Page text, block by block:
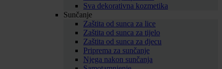
Sva dekorativna kozmetika
Sunčanje
Zaštita od sunca za lice
Zaštita od sunca za tijelo
Zaštita od sunca za djecu
Priprema za sunčanje
Njega nakon sunčanja